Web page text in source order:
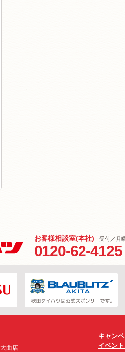
お客様相談室(本社) 受付／月
0120-62-4125
大曲店
キャンペ
イベン